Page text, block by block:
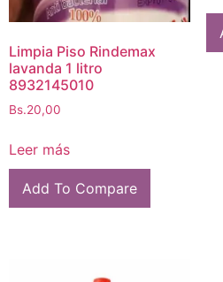
Limpia Piso Rindemax
lavanda 1 litro
8932145010
Bs.20,00
Leer más
Add To Compare